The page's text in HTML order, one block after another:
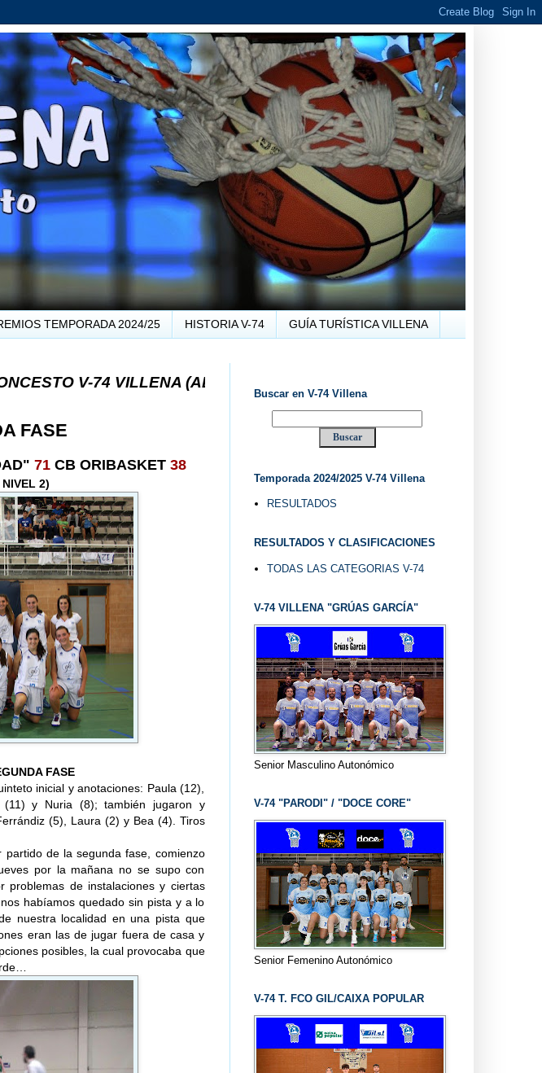
TEMPORADA 2024/25 HISTORIA V-74 GUÍA TURÍSTICA VILLENA
74 VILLENA (ALICANTE) ... V-74 VILLENA DESDE 1.974 ... EL "UVE" ...
FASE
71CB ORIBASKET 38
2)
FASE
inicial y anotaciones: Paula (12),
y Nuria (8); también jugaron y
(5), Laura (2) y Bea (4). Tiros
de la segunda fase, comienzo
por la mañana no se supo con
de instalaciones y ciertas
habíamos quedado sin pista y a lo
nuestra localidad en una pista que
eran las de jugar fuera de casa y
posibles, la cual provocaba que
Buscar en V-74 Villena
Temporada 2024/2025 V-74 Villena
RESULTADOS
RESULTADOS Y CLASIFICACIONES
TODAS LAS CATEGORIAS V-74
V-74 VILLENA "GRÚAS GARCÍA"
Senior Masculino Autonómico
V-74 "PARODI" / "DOCE CORE"
Senior Femenino Autonómico
V-74 T. FCO GIL/CAIXA POPULAR